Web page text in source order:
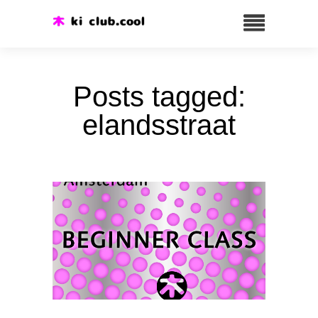
Posts tagged:
elandsstraat